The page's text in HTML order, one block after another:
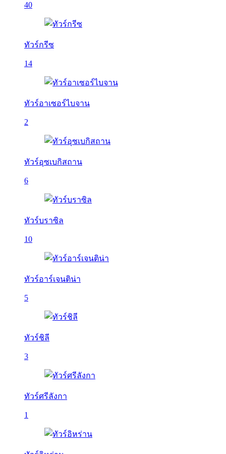
40
ทัวร์กรีซ
14
ทัวร์อาเซอร์ไบจาน
2
ทัวร์อุซเบกิสถาน
6
ทัวร์บราซิล
10
ทัวร์อาร์เจนติน่า
5
ทัวร์ชิลี
3
ทัวร์ศรีลังกา
1